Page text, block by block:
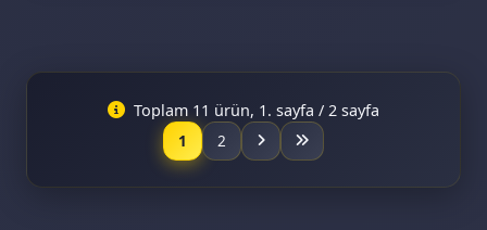
Toplam 11 ürün, 1. sayfa / 2 sayfa
1
2